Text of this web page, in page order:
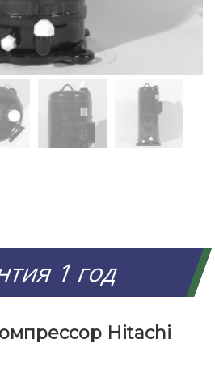
1 год
Hitachi